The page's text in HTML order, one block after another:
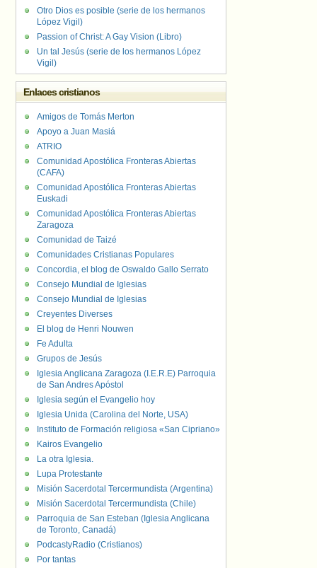
Otro Dios es posible (serie de los hermanos
López Vigil)
Passion of Christ: A Gay Vision (Libro)
Un tal Jesús (serie de los hermanos López
Vigil)
Enlaces cristianos
Amigos de Tomás Merton
Apoyo a Juan Masiá
ATRIO
Comunidad Apostólica Fronteras Abiertas
(CAFA)
Comunidad Apostólica Fronteras Abiertas
Euskadi
Comunidad Apostólica Fronteras Abiertas
Zaragoza
Comunidad de Taizé
Comunidades Cristianas Populares
Concordia, el blog de Oswaldo Gallo Serrato
Consejo Mundial de Iglesias
Consejo Mundial de Iglesias
Creyentes Diverses
El blog de Henri Nouwen
Fe Adulta
Grupos de Jesús
Iglesia Anglicana Zaragoza (I.E.R.E) Parroquia
de San Andres Apóstol
Iglesia según el Evangelio hoy
Iglesia Unida (Carolina del Norte, USA)
Instituto de Formación religiosa «San Cipriano»
Kairos Evangelio
La otra Iglesia.
Lupa Protestante
Misión Sacerdotal Tercermundista (Argentina)
Misión Sacerdotal Tercermundista (Chile)
Parroquia de San Esteban (Iglesia Anglicana
de Toronto, Canadá)
PodcastyRadio (Cristianos)
Por tantas